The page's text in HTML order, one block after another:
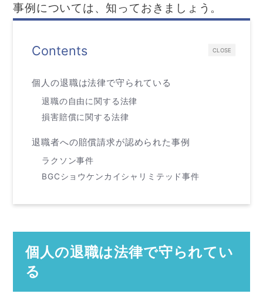
事例については、知っておきましょう。
CLOSE
Contents
個人の退職は法律で守られている
退職の自由に関する法律
損害賠償に関する法律
退職者への賠償請求が認められた事例
ラクソン事件
BGCショウケンカイシャリミテッド事件
個人の退職は法律で守られてい
る